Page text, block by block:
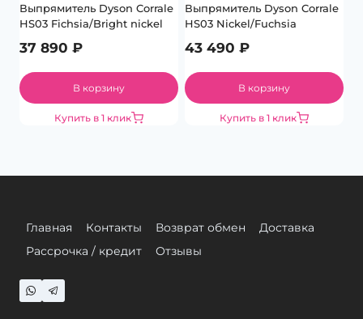
Выпрямитель Dyson Corrale
HS03 Fichsia/Bright nickel
37 890 ₽
В корзину
Купить в 1 клик
Выпрямитель Dyson Corrale
HS03 Nickel/Fuchsia
43 490 ₽
В корзину
Купить в 1 клик
Главная Контакты Возврат обмен
Доставка
Рассрочка / кредит
Отзывы